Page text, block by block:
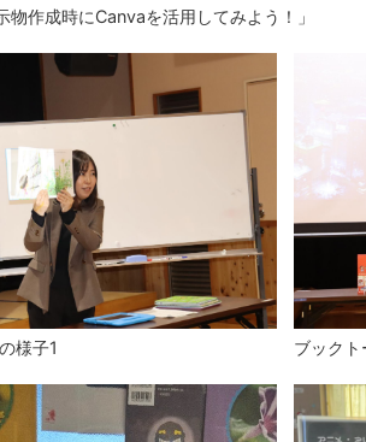
物作成時にCanvaを活用してみよう！」
様子1 ブック